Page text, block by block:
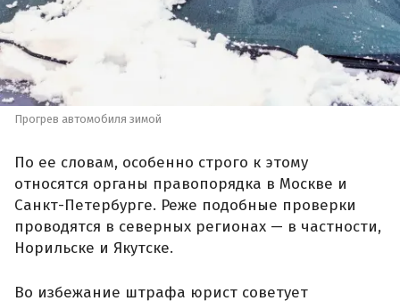
Прогрев автомобиля зимой
По ее словам, особенно строго к этому
относятся органы правопорядка в Москве и
Санкт-Петербурге. Реже подобные проверки
проводятся в северных регионах — в частности,
Норильске и Якутске.
Во избежание штрафа юрист советует